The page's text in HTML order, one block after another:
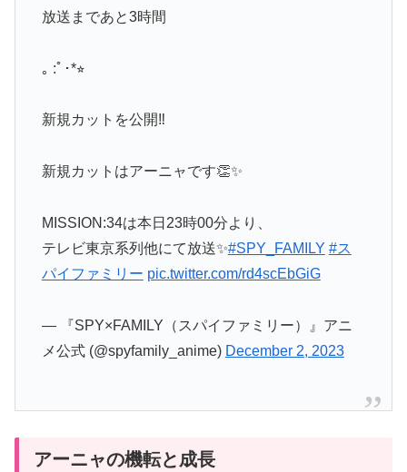
放送まであと3時間
｡ :ﾟ･*⭐︎
新規カットを公開‼️
新規カットはアーニャです👏✨
MISSION:34は本日23時00分より、
テレビ東京系列他にて放送✨#SPY_FAMILY #ス
パイファミリー pic.twitter.com/rd4scEbGiG
— 『SPY×FAMILY（スパイファミリー）』アニ
メ公式 (@spyfamily_anime) December 2, 2023
アーニャの機転と成長